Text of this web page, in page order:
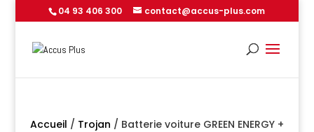
04 93 406 300 contact@accus-plus.com
Accueil / Trojan / Batterie voiture GREEN ENERGY +